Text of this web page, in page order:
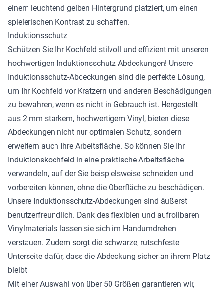
einem leuchtend gelben Hintergrund platziert, um einen
spielerischen Kontrast zu schaffen.
Induktionsschutz
Schützen Sie Ihr Kochfeld stilvoll und effizient mit unseren
hochwertigen Induktionsschutz-Abdeckungen! Unsere
Induktionsschutz-Abdeckungen sind die perfekte Lösung,
um Ihr Kochfeld vor Kratzern und anderen Beschädigungen
zu bewahren, wenn es nicht in Gebrauch ist. Hergestellt
aus 2 mm starkem, hochwertigem Vinyl, bieten diese
Abdeckungen nicht nur optimalen Schutz, sondern
erweitern auch Ihre Arbeitsfläche. So können Sie Ihr
Induktionskochfeld in eine praktische Arbeitsfläche
verwandeln, auf der Sie beispielsweise schneiden und
vorbereiten können, ohne die Oberfläche zu beschädigen.
Unsere Induktionsschutz-Abdeckungen sind äußerst
benutzerfreundlich. Dank des flexiblen und aufrollbaren
Vinylmaterials lassen sie sich im Handumdrehen
verstauen. Zudem sorgt die schwarze, rutschfeste
Unterseite dafür, dass die Abdeckung sicher an ihrem Platz
bleibt.
Mit einer Auswahl von über 50 Größen garantieren wir,